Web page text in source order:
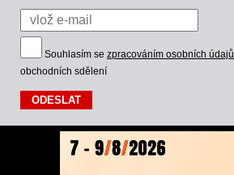
Souhlasím se zpracováním osobních údajů
obchodních sdělení